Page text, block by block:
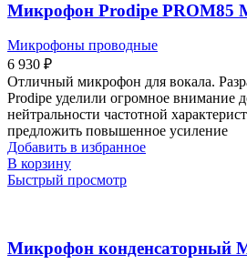
Микрофон Prodipe PROM85
Микрофоны проводные
6 930 ₽
Отличный микрофон для вокала.
Prodipe уделили огромное внимание
нейтральности частотной
предложить повышенное усиление
Добавить в избранное
В корзину
Быстрый просмотр
Микрофон конденсаторный